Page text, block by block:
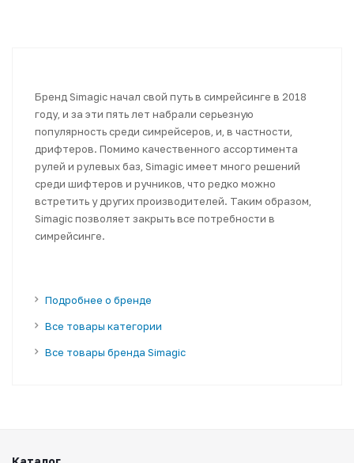
Бренд Simagic начал свой путь в симрейсинге в 2018
году, и за эти пять лет набрали серьезную
популярность среди симрейсеров, и, в частности,
дрифтеров. Помимо качественного ассортимента
рулей и рулевых баз, Simagic имеет много решений
среди шифтеров и ручников, что редко можно
встретить у других производителей. Таким образом,
Simagic позволяет закрыть все потребности в
симрейсинге.
Подробнее о бренде
Все товары категории
Все товары бренда Simagic